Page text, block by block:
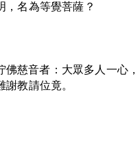
，名為等覺菩薩？
慈音者：大眾多人一心，
教請位竟。